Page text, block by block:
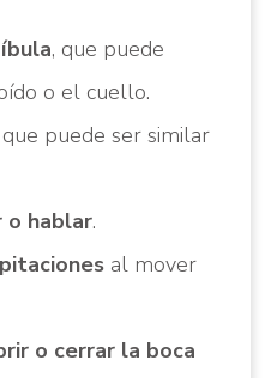
, que puede
o el cuello.
puede ser similar
o hablar.
al mover
o cerrar la boca